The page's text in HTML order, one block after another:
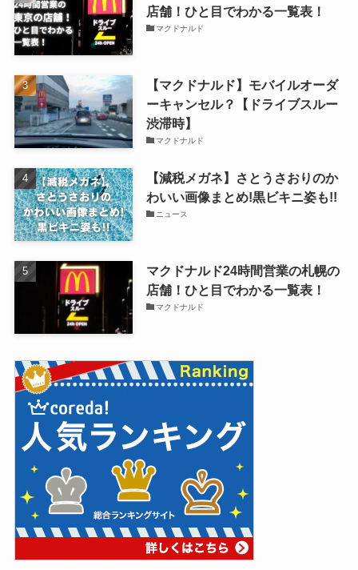
店舗！ひと目でわかる一覧表！
マクドナルド
【マクドナルド】モバイルオーダ
ーキャンセル？【ドライブスルー
渋滞時】
マクドナルド
【減税メガネ】さとうさおりのか
わいい画像まとめ!黒ビキニ姿も!!
ニュース
マクドナルド24時間営業の札幌の
店舗！ひと目でわかる一覧表！
マクドナルド